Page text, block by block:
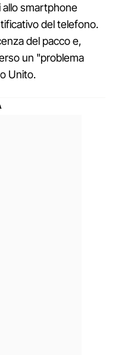
allo smartphone
del telefono.
del pacco e,
un "problema
Unito.